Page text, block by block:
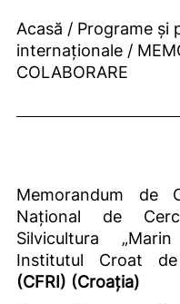
Acasă / Programe și
internaționale /
COLABORARE
Memorandum de
Național de
Silvicultura
Institutul Croat
(CFRI) (Croația)